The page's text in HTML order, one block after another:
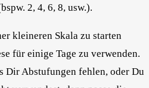
2, 4, 6, 8, usw.).
kleineren Skala zu starten
für einige Tage zu verwenden.
Dir Abstufungen fehlen, oder Du